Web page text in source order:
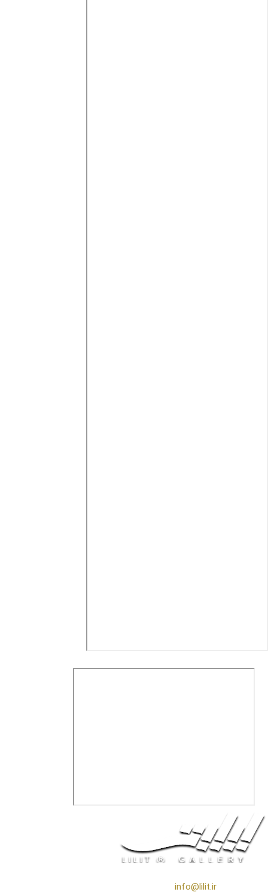
info@lilit.ir